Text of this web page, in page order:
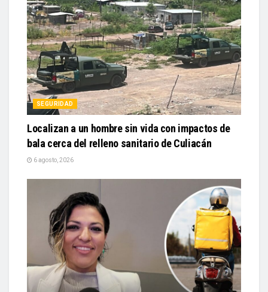
SEGURIDAD
Localizan a un hombre sin vida con impactos de
bala cerca del relleno sanitario de Culiacán
6 agosto, 2026